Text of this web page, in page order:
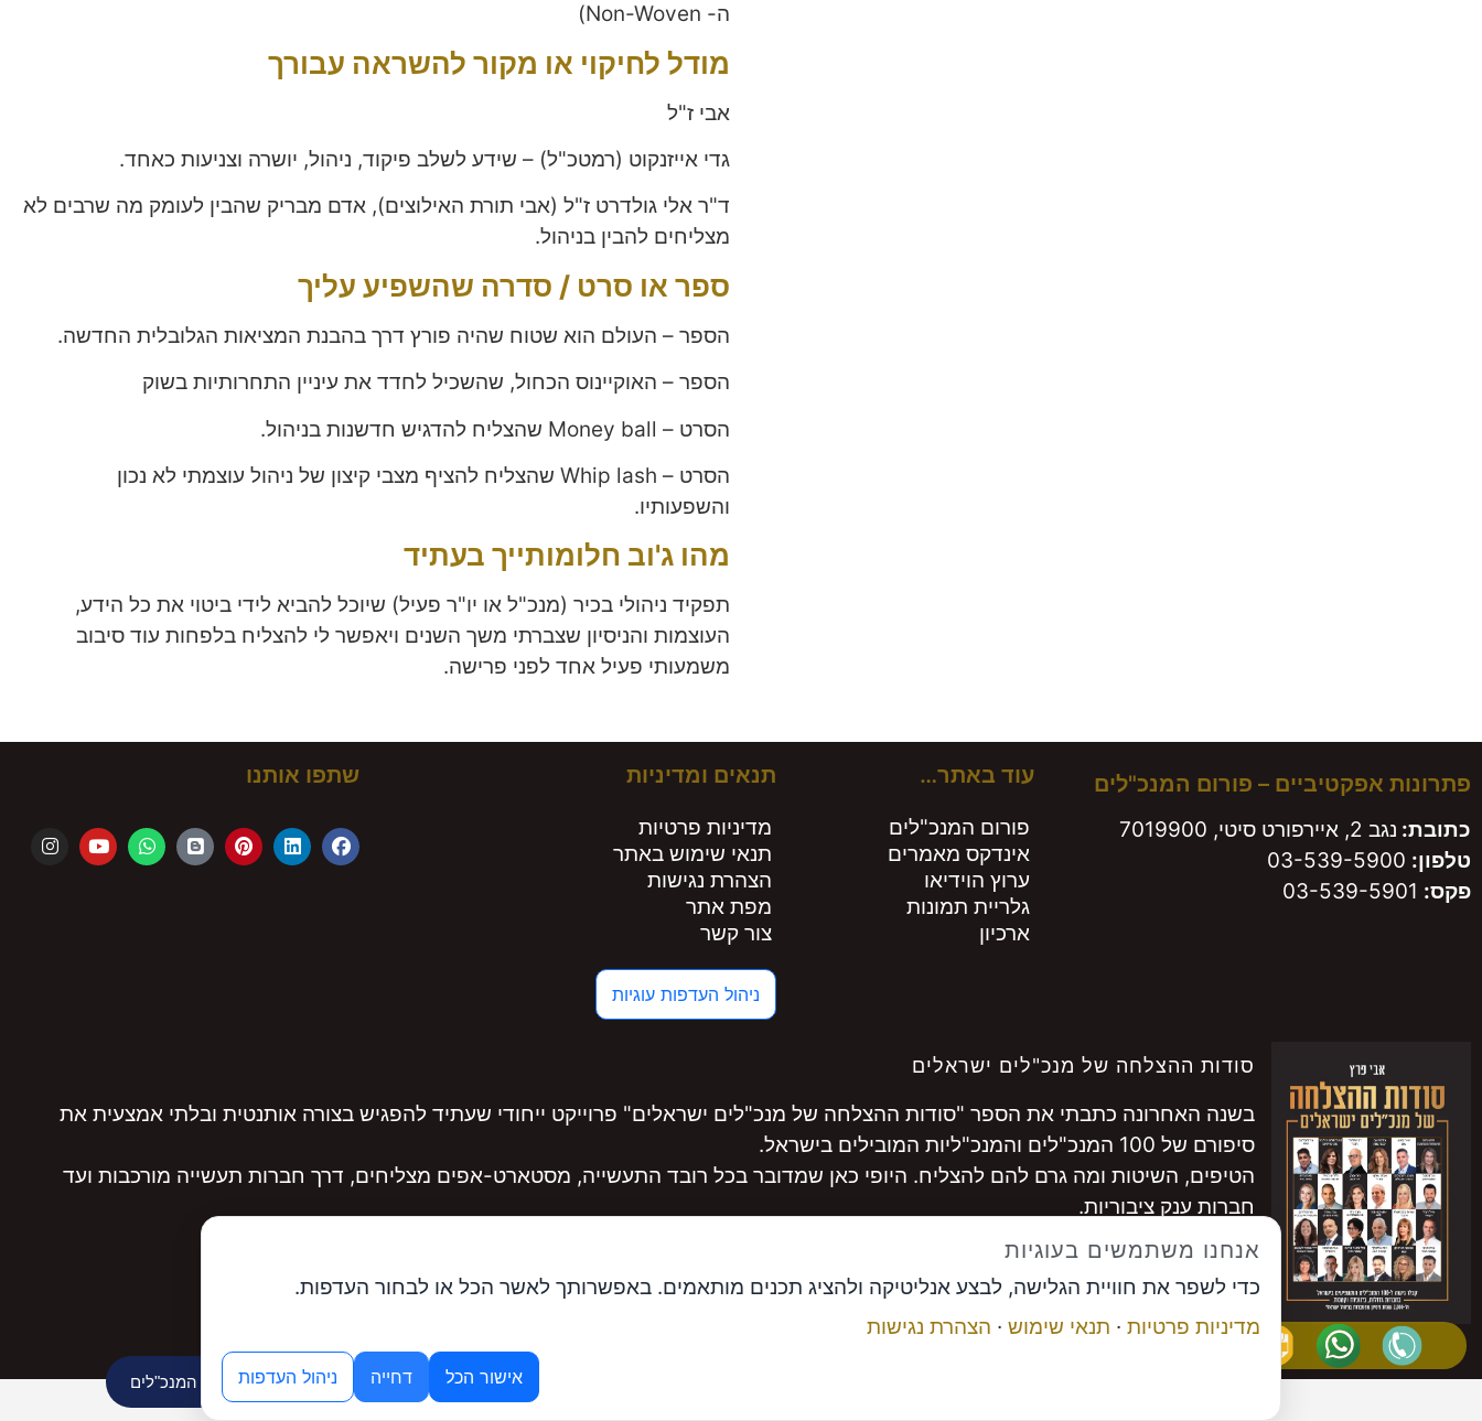
ה- Non-Woven)
מודל לחיקוי או מקור להשראה עבורך
אבי ז"ל
גדי אייזנקוט (רמטכ"ל) – שידע לשלב פיקוד, ניהול, יושרה וצניעות כאחד.
ד"ר אלי גולדרט ז"ל (אבי תורת האילוצים), אדם מבריק שהבין לעומק מה שרבים לא
מצליחים להבין בניהול.
ספר או סרט / סדרה שהשפיע עליך
הספר – העולם הוא שטוח שהיה פורץ דרך בהבנת המציאות הגלובלית החדשה.
הספר – האוקיינוס הכחול, שהשכיל לחדד את עיניין התחרותיות בשוק
הסרט – Money ball שהצליח להדגיש חדשנות בניהול.
הסרט – Whip lash שהצליח להציף מצבי קיצון של ניהול עוצמתי לא נכון
והשפעותיו.
מהו ג'וב חלומותייך בעתיד
תפקיד ניהולי בכיר (מנכ"ל או יו"ר פעיל) שיוכל להביא לידי ביטוי את כל הידע,
העוצמות והניסיון שצברתי משך השנים ויאפשר לי להצליח בלפחות עוד סיבוב
משמעותי פעיל אחד לפני פרישה.
פתרונות אפקטיביים – פורום המנכ"לים
כתובת: נגב 2, איירפורט סיטי, 7019900
טלפון: 03-539-5900
פקס:
עוד באתר…
פורום המנכ"לים
אינדקס מאמרים
ערוץ הוידיאו
גלריית תמונות
ארכיון
תנאים ומדיניות
מדיניות פרטיות
תנאי שימוש באתר
הצהרת נגישות
מפת אתר
צור קשר
ניהול העדפות עוגיות
שתפו אותנו
סודות ההצלחה של מנכ"לים ישראלים
בשנה האחרונה כתבתי את הספר "סודות ההצלחה של מנכ"לים ישראלים" פרוייקט ייחודי שעתיד להפגיש בצורה אותנטית ובלתי אמצעית את
סיפורם של 100 המנכ"לים והמנכ"ליות המובילים בישראל.
הטיפים, השיטות ומה גרם להם להצליח. היופי כאן שמדובר בכל רובד התעשייה, מסטארט-אפים מצליחים, דרך חברות תעשייה מורכבות ועד
חברות ענק ציבוריות.
...............
אבי פרץ, מייסד פורום המנכ"לים ומנכ"ל פתרונות אפקטיביים
מנוע ה-AI של פורום המנכ"לים
בניית אתרים אתר בקליק​
אנחנו משתמשים בעוגיות
כדי לשפר את חוויית הגלישה, לבצע אנליטיקה ולהציג תכנים מותאמים. באפשרותך לאשר הכל או לבחור העדפות.
מדיניות פרטיות · תנאי שימוש · הצהרת נגישות
אישור הכל דחייה ניהול העדפות